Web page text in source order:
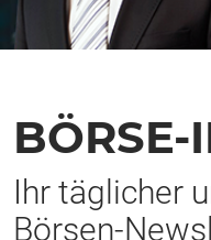
BÖRSE-
Ihr täglicher
Börsen-